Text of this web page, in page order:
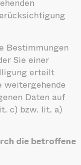
Bestimmungen
Sie einer
erteilt
weitergehende
Daten auf
c) bzw. lit. a)
die betroffene